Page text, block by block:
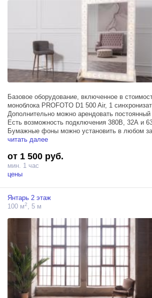
Базовое оборудование, включенное в
моноблока PROFOTO D1 500 Air, 1
Дополнительно можно арендовать постоянный
Есть возможность подключения 380В, 32А и
Бумажные фоны можно установить в любом
читать далее
от 1 500 руб.
мин. 1 час
цены
Янтарь 2 этаж
100 м2, 5 м